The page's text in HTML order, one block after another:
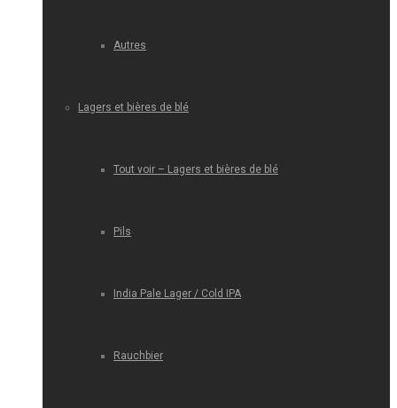
Autres
Lagers et bières de blé
Tout voir – Lagers et bières de blé
Pils
India Pale Lager / Cold IPA
Rauchbier